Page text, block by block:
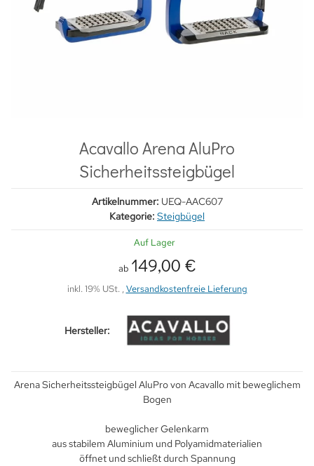
Acavallo Arena AluPro
Sicherheitssteigbügel
Artikelnummer: UEQ-AAC607
Kategorie: Steigbügel
Auf Lager
ab 149,00 €
inkl. 19% USt. ,Versandkostenfreie Lieferung
Hersteller:
Arena Sicherheitssteigbügel AluPro von Acavallo mit beweglichem
Bogen
beweglicher Gelenkarm
aus stabilem Aluminium und Polyamidmaterialien
öffnet und schließt durch Spannung